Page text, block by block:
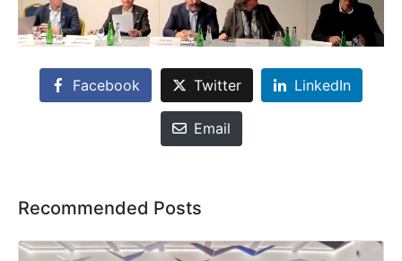
Facebook Twitter LinkedIn
Email
Recommended Posts